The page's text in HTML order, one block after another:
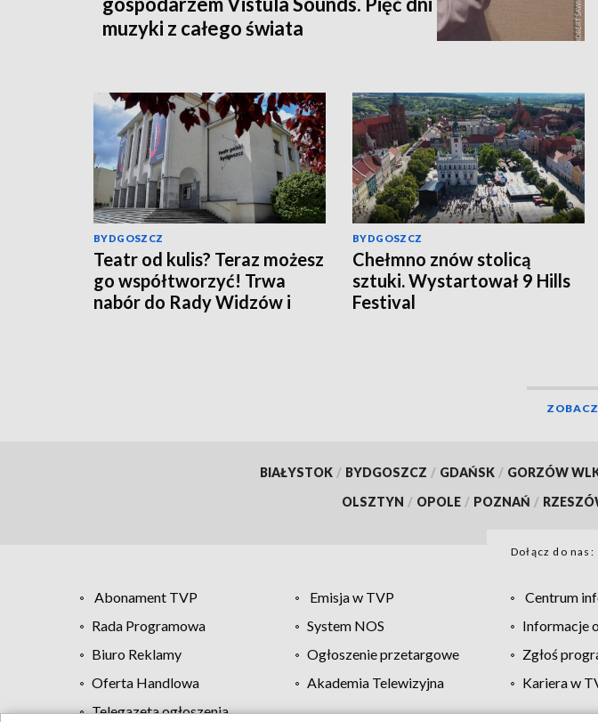
muzyki z całego świata
BYDGOSZCZ
Teatr od kulis? Teraz możesz
go współtworzyć! Trwa
nabór do Rady Widzów i
BYDGOSZCZ
Chełmno znów stolicą
sztuki. Wystartował 9 Hills
Festival
BIAŁYSTOK / BYDGOSZCZ / GDAŃSK / GORZÓW
OLSZTYN / OPOLE / POZNAŃ /
Dołącz do nas:
Abonament TVP Emisja w TVP Centrum
Rada Programowa
System NOS Informacje
Biuro Reklamy
Ogłoszenie przetargowe Zgłoś
Oferta Handlowa
Akademia Telewizyjna Kariera w
Telegazeta ogłoszenia